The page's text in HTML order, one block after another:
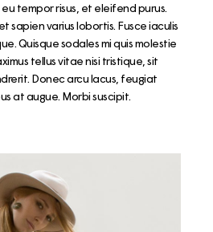
tempor risus, et eleifend purus.
sapien varius lobortis. Fusce iaculis
Quisque sodales mi quis molestie
tellus vitae nisi tristique, sit
Donec arcu lacus, feugiat
at augue. Morbi suscipit.